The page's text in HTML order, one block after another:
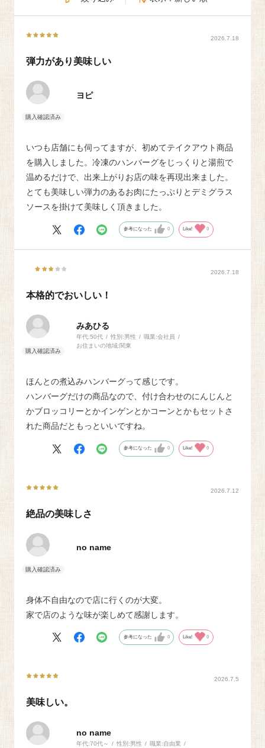
2026.7.18
弾力があり美味しい
ヨピ
いつも店舗にも伺ってますが、初めてテイクアウト商品
を購入しました。冷凍のハンバーグをじっくりと湯煎で
温めるだけで、出来上がりお店の味を再現出来ました。
とても美味しい弾力のあるお肉にたっぷりとデミグラス
ソースを掛けて美味しく頂きました。
参考になった 0 Like! 0
2026.7.18
本格的でおいしい！
みあひる
年代:50代 性別:男性 職業:会社員
お住まいの地域:関東
ほんとの煮込みハンバーグって感じです。
ハンバーグだけの商品なので、付け合わせのにんじんと
かブロッコリーとかインゲンとかコーンとかもセットさ
れた商品だともっといいですね。
参考になった 0 Like! 0
2026.7.12
絶品の美味しさ
no name
身体不自由なので店に行くのが大変。
家で店のような味が楽しめて感謝します。
参考になった 0 Like! 0
2026.7.5
美味しい。
no name
年代:70代～ 性別:男性 職業:自由業